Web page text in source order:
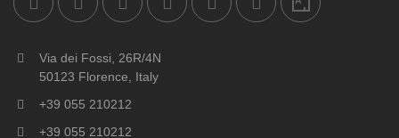
Via dei Fossi, 26R/4N
50123 Florence, Italy
+39 055 210212
+39 055 210212